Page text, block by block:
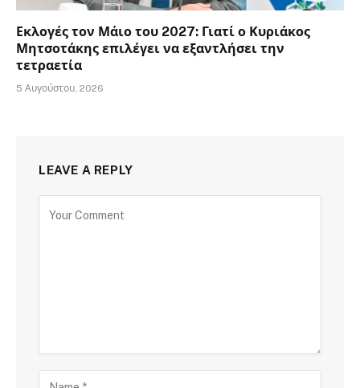
Εκλογές τον Μάιο του 2027: Γιατί ο Κυριάκος
Μητσοτάκης επιλέγει να εξαντλήσει την
τετραετία
5 Αυγούστου, 2026
LEAVE A REPLY